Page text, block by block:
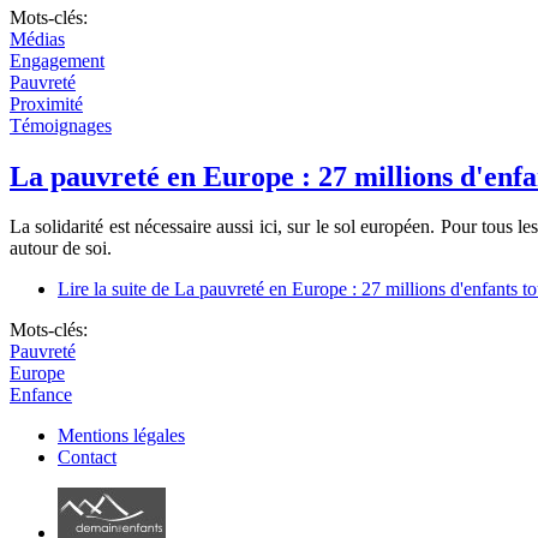
Mots-clés:
Médias
Engagement
Pauvreté
Proximité
Témoignages
La pauvreté en Europe : 27 millions
La solidarité est nécessaire aussi ici, sur le sol européen. Pour tous
autour de soi.
Lire la suite de La pauvreté en Europe : 27 millions d'enfants
Mots-clés:
Pauvreté
Europe
Enfance
Mentions légales
Contact